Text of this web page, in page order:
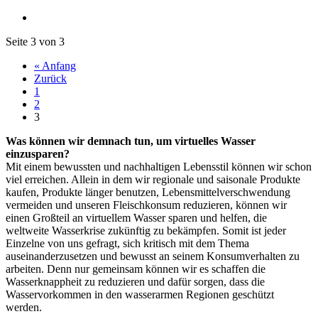
Seite 3 von 3
« Anfang
Zurück
1
2
3
Was können wir demnach tun, um virtuelles Wasser
einzusparen?
Mit einem bewussten und nachhaltigen Lebensstil können wir schon
viel erreichen. Allein in dem wir regionale und saisonale Produkte
kaufen, Produkte länger benutzen, Lebensmittelverschwendung
vermeiden und unseren Fleischkonsum reduzieren, können wir
einen Großteil an virtuellem Wasser sparen und helfen, die
weltweite Wasserkrise zukünftig zu bekämpfen. Somit ist jeder
Einzelne von uns gefragt, sich kritisch mit dem Thema
auseinanderzusetzen und bewusst an seinem Konsumverhalten zu
arbeiten. Denn nur gemeinsam können wir es schaffen die
Wasserknappheit zu reduzieren und dafür sorgen, dass die
Wasservorkommen in den wasserarmen Regionen geschützt
werden.